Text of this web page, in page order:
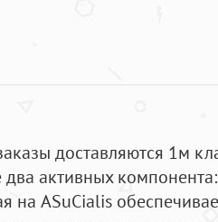
доставляются 1м
активных
на ASuCialis